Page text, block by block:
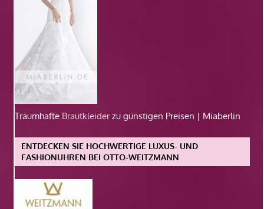
Traumhafte Brautkleiderzu günstigen Preisen | Miaberlin
ENTDECKEN SIE HOCHWERTIGE LUXUS- UND
FASHIONUHREN BEI OTTO-WEITZMANN